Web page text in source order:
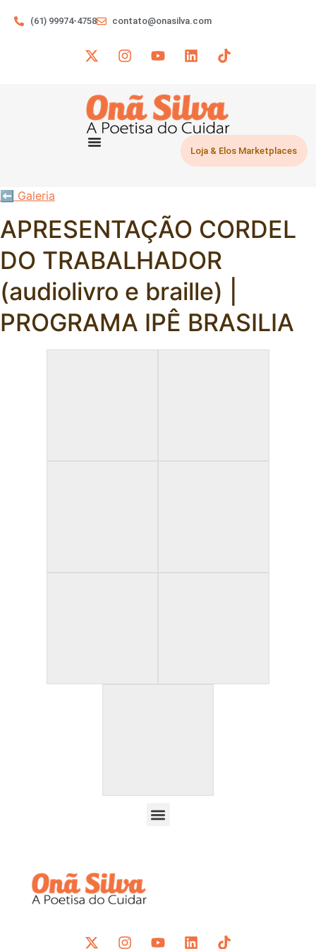
(61) 99974-4758 contato@onasilva.com
Loja & Elos Marketplaces
⬅︎ Galeria
APRESENTAÇÃO CORDEL
DO TRABALHADOR
(audiolivro e braille) |
PROGRAMA IPÊ BRASILIA